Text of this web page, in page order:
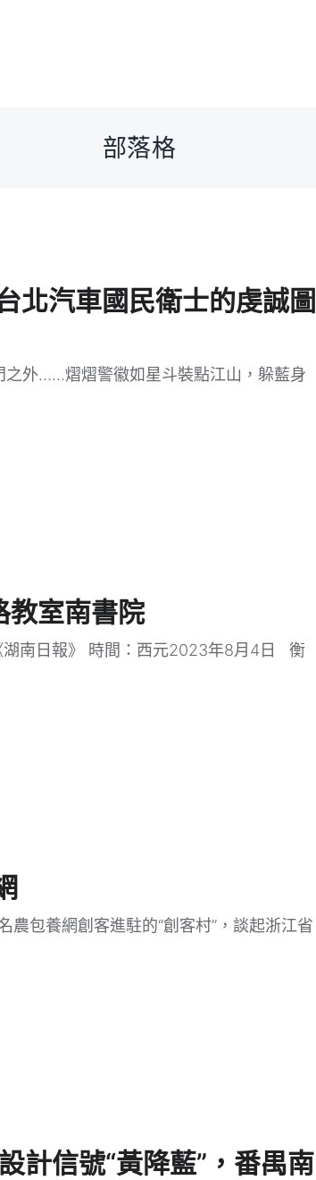
部落格
北汽車國民衛士的虔誠圖
之外……熠熠警徽如星斗裝點江山，躲藍身
教室南書院
湖南日報》 時間：西元2023年8月4日 衡
農包養網創客進駐的“創客村”，談起浙江省
計信號“黃降藍”，番禺南